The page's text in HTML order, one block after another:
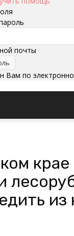
почты
Вам по
крае
из